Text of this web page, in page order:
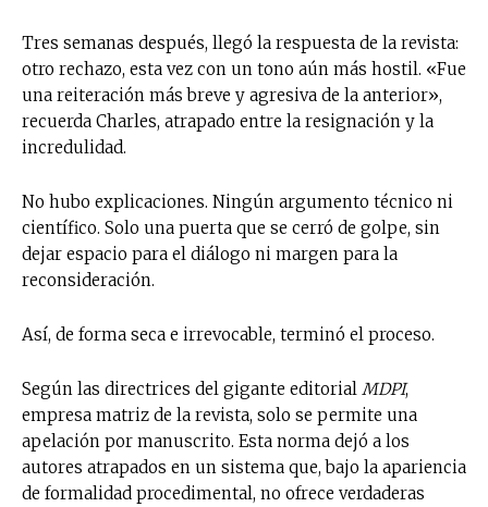
Tres semanas después, llegó la respuesta de la revista:
otro rechazo, esta vez con un tono aún más hostil. «Fue
una reiteración más breve y agresiva de la anterior»,
recuerda Charles, atrapado entre la resignación y la
incredulidad.
No hubo explicaciones. Ningún argumento técnico ni
científico. Solo una puerta que se cerró de golpe, sin
dejar espacio para el diálogo ni margen para la
reconsideración.
Así, de forma seca e irrevocable, terminó el proceso.
Según las directrices del gigante editorial MDPI,
empresa matriz de la revista, solo se permite una
apelación por manuscrito. Esta norma dejó a los
autores atrapados en un sistema que, bajo la apariencia
de formalidad procedimental, no ofrece verdaderas